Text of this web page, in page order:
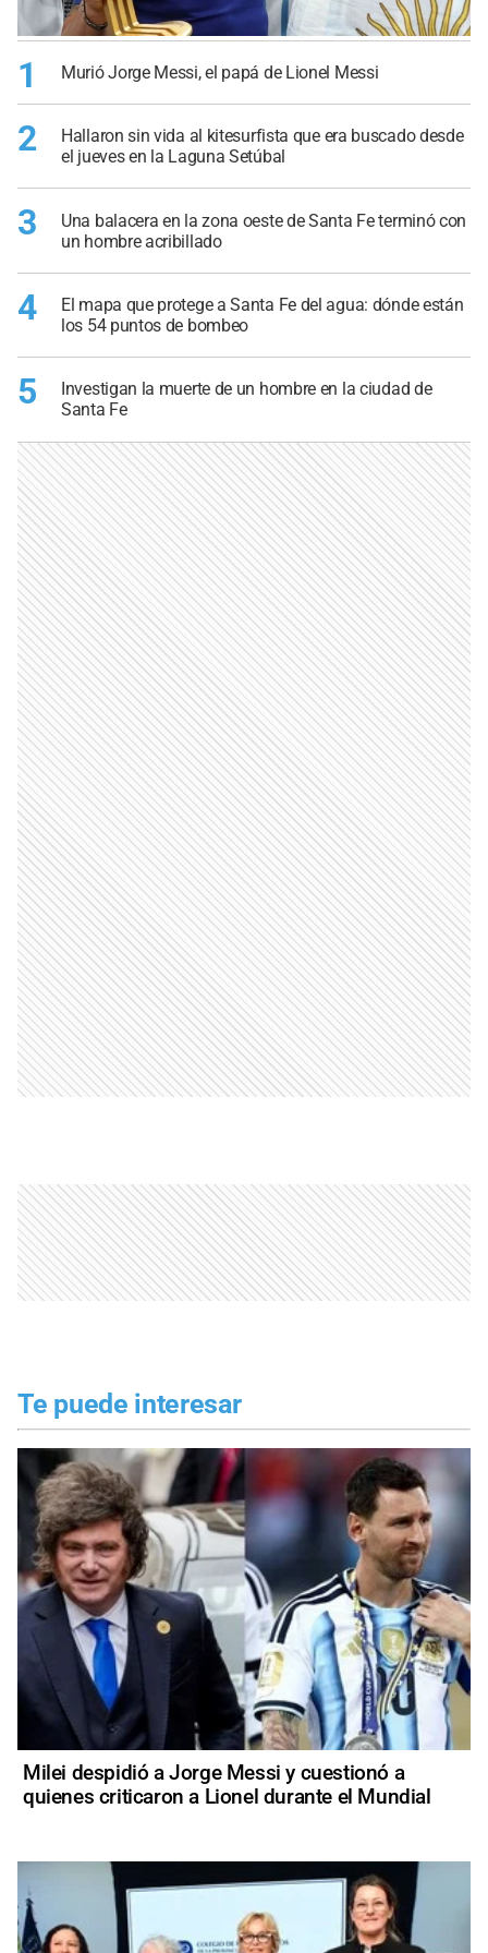
1 Murió Jorge Messi, el papá de Lionel Messi
2
Hallaron sin vida al kitesurfista que era buscado desde
el jueves en la Laguna Setúbal
3
Una balacera en la zona oeste de Santa Fe terminó con
un hombre acribillado
4
El mapa que protege a Santa Fe del agua: dónde están
los 54 puntos de bombeo
5
Investigan la muerte de un hombre en la ciudad de
Santa Fe
Te puede interesar
Milei despidió a Jorge Messi y cuestionó a
quienes criticaron a Lionel durante el Mundial